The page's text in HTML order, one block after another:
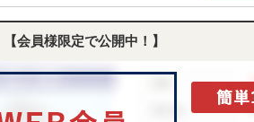
【会員様限定で公開中！】